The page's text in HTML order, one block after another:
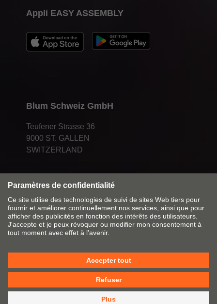
Blum Schweiz GmbH
Teufener Strasse 36
9000 ST. GALLEN
SWITZERLAND
Appli EASY ASSEMBLY
Modifier le marché & la langue
Contact Mentions légales
Politique de cookies CGV